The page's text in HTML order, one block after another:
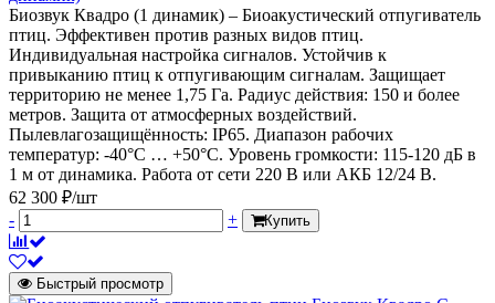
Биозвук Квадро (1 динамик) – Биоакустический отпугиватель
птиц. Эффективен против разных видов птиц.
Индивидуальная настройка сигналов. Устойчив к
привыканию птиц к отпугивающим сигналам. Защищает
территорию не менее 1,75 Га. Радиус действия: 150 и более
метров. Защита от атмосферных воздействий.
Пылевлагозащищённость: IP65. Диапазон рабочих
температур: -40°C … +50°C. Уровень громкости: 115-120 дБ в
1 м от динамика. Работа от сети 220 В или АКБ 12/24 В.
62 300 ₽/шт
-
+ Купить
Быстрый просмотр